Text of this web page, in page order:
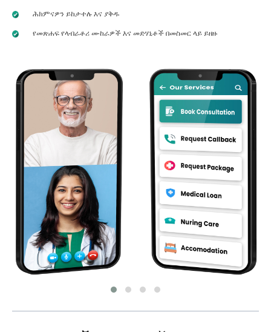
ሕክምናዎን ይከታተሉ እና ያቅዱ
የመጽሐፍ የላብራቶሪ ሙከራዎች እና መድሃኒቶች በመስመር ላይ ይዘዙ